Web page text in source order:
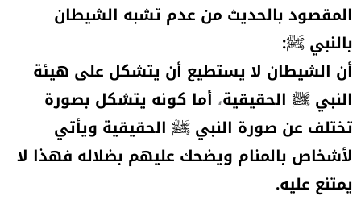
المقصود بالحديث من عدم تشبه الشيطان
بالنبي ﷺ:
أن الشيطان لا يستطيع أن يتشكل على هيئة
النبي ﷺ الحقيقية، أما كونه يتشكل بصورة
تختلف عن صورة النبي ﷺ الحقيقية ويأتي
لأشخاص بالمنام ويضحك عليهم بضلاله فهذا لا
يمتنع عليه.